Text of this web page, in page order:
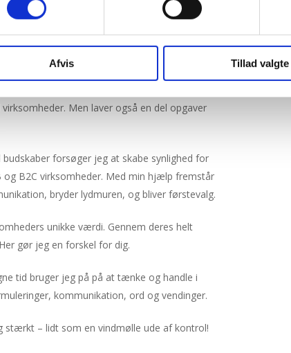
Afvis Tillad valgte
succes, og lynhurtigt mærke en
er heldig, for du er havnet det helt rigtige
kommunikationskonsulent,
og foredragsholder. Typisk har jeg faste
Men laver også en del opgaver
forsøger jeg at skabe synlighed for
og B2C virksomheder. Med min hjælp fremstår
bryder lydmuren, og bliver førstevalg.
unikke værdi. Gennem deres helt
gør jeg en forskel for dig.
tid bruger jeg på på at tænke og handle i
kommunikation, ord og vendinger.
stærkt – lidt som en vindmølle ude af kontrol!